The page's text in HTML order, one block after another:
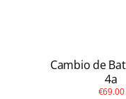
Cambio de
4a
€69.00